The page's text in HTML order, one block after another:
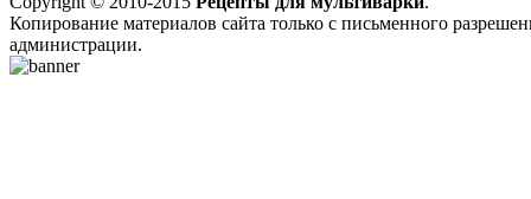
Копирование материалов сайта только с письменного
администрации.